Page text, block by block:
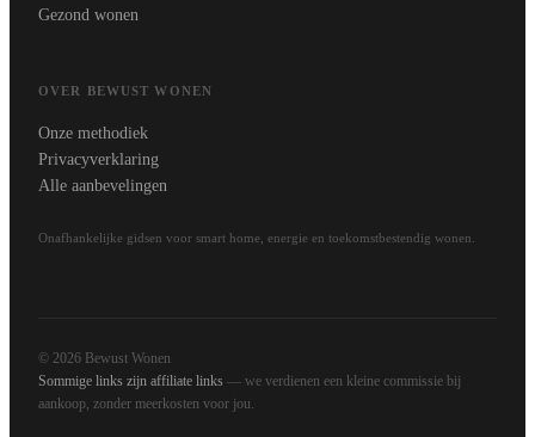
Gezond wonen
OVER BEWUST WONEN
Onze methodiek
Privacyverklaring
Alle aanbevelingen
Onafhankelijke gidsen voor smart home, energie en toekomstbestendig wonen.
© 2026 Bewust Wonen
Sommige links zijn affiliate links — we verdienen een kleine commissie bij
aankoop, zonder meerkosten voor jou.